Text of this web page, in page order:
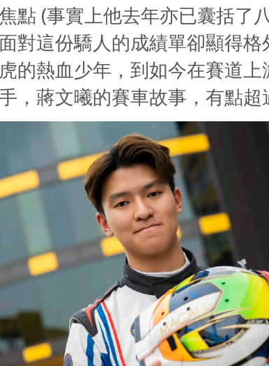
點 (事實上他去年亦已囊括了
對這份驕人的成績單卻顯得
的熱血少年，到如今在賽道
， 蔣文曦的賽車故事，有點超